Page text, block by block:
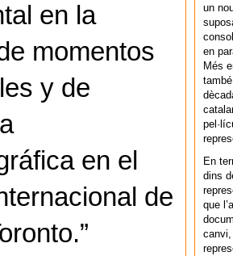
en la
momentos
y de
en el
de
un
en
Més
En
dins
que
canvi,